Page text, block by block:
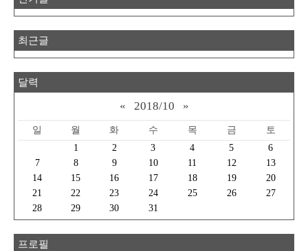
최근글
달력
« 2018/10 »
일 월 화 수 목 금
토
1
2 3 4 5
6
7
8 9 10 11 12
13
14
15 16 17 18 19
20
21
22 23 24 25 26
27
28
29 30 31
프로필